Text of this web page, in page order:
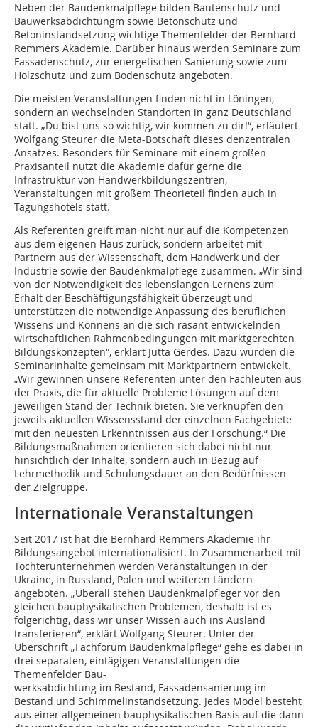
Neben der Baudenkmalpflege bilden Bautenschutz und
Bauwerksabdichtungm sowie Betonschutz und
Betoninstandsetzung wichtige Themenfelder der Bernhard
Remmers Akademie. Darüber hinaus werden Seminare zum
Fassadenschutz, zur energetischen Sanierung sowie zum
Holzschutz und zum Bodenschutz angeboten.
Die meisten Veranstaltungen finden nicht in Löningen,
sondern an wechselnden Standorten in ganz Deutschland
statt. „Du bist uns so wichtig, wir kommen zu dir!“, erläutert
Wolfgang Steurer die Meta-Botschaft dieses denzentralen
Ansatzes. Besonders für Seminare mit einem großen
Praxisanteil nutzt die Akademie dafür gerne die
Infrastruktur von Handwerkbildungszentren,
Veranstaltungen mit großem Theorieteil finden auch in
Tagungshotels statt.
Als Referenten greift man nicht nur auf die Kompetenzen
aus dem eigenen Haus zurück, sondern arbeitet mit
Partnern aus der Wissenschaft, dem Handwerk und der
Industrie sowie der Baudenkmalpflege zusammen. „Wir sind
von der Notwendigkeit des lebenslangen Lernens zum
Erhalt der Beschäftigungsfähigkeit überzeugt und
unterstützen die notwendige Anpassung des beruflichen
Wissens und Könnens an die sich rasant entwickelnden
wirtschaftlichen Rahmenbedingungen mit marktgerechten
Bildungskonzepten“, erklärt Jutta Gerdes. Dazu würden die
Seminarinhalte gemeinsam mit Marktpartnern entwickelt.
„Wir gewinnen unsere Referenten unter den Fachleuten aus
der Praxis, die für aktuelle Probleme Lösungen auf dem
jeweiligen Stand der Technik bieten. Sie verknüpfen den
jeweils aktuellen Wissensstand der einzelnen Fachgebiete
mit den neuesten Erkenntnissen aus der Forschung.“ Die
Bildungsmaßnahmen orientieren sich dabei nicht nur
hinsichtlich der Inhalte, sondern auch in Bezug auf
Lehrmethodik und Schulungsdauer an den Bedürfnissen
der Zielgruppe.
Internationale Veranstaltungen
Seit 2017 ist hat die Bernhard Remmers Akademie ihr
Bildungsangebot internationalisiert. In Zusammenarbeit mit
Tochterunternehmen werden Veranstaltungen in der
Ukraine, in Russland, Polen und weiteren Ländern
angeboten. „Überall stehen Baudenkmalpfleger vor den
gleichen bauphysikalischen Problemen, deshalb ist es
folgerichtig, dass wir unser Wissen auch ins Ausland
transferieren“, erklärt Wolfgang Steurer. Unter der
Überschrift „Fachforum Baudenkmalpflege“ gehe es dabei in
drei separaten, eintägigen Veranstaltungen die
Themenfelder Bau-
werksabdichtung im Bestand, Fassadensanierung im
Bestand und Schimmelinstandsetzung. Jedes Model besteht
aus einer allgemeinen bauphysikalischen Basis auf die dann